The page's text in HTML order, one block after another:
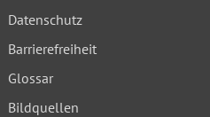
Datenschutz
Barrierefreiheit
Glossar
Bildquellen